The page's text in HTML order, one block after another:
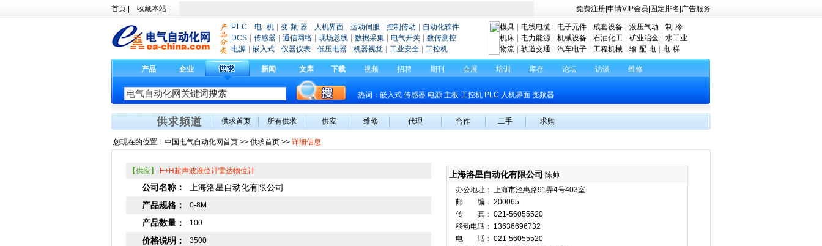
首页 收藏本站 免费注册 申请VIP会员 固定排名 广告服务
PLC 电 机 变 频 器 人机界面 运动伺服 控制传动
自动化软件
DCS
传感器 通信网络 现场总线 数据采集 电气开关
数传测控
电源
嵌入式 仪器仪表 低压电器 机器视觉 工业安全 工控机
模具 电线电缆 电子元件 成套设备 液压气动
制 冷
机床
电力能源 机械设备 石油化工 矿业冶金
水工业
物流
轨道交通 汽车电子 工程机械 输 配 电 电 梯
产品 企业 新闻 文库 下载 视频 招聘 期刊 会展 培训 库存 论坛 访谈 维修
热词： 嵌入式 传感器 电源 主板 工控机 PLC 人机界面 变频器
供求首页 所有供求 供应 维修 代理 合作 二手 求购
您现在的位置： 中国电气自动化网首页 >> 供求首页 >> 详细信息
【供应】 E+H超声波液位计雷达物位计
公司名称：
上海洛星自动化有限公司
产品规格：
0-8M
产品数量： 100
价格说明： 3500
上海洛星自动化有限公司 陈帅
办公地址： 上海市泾惠路91弄4号403室
邮 编： 200065
传 真： 021-56055520
移动电话： 13636696732
电 话： 021-56055520